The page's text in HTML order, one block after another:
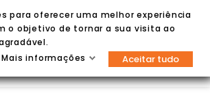

para oferecer uma melhor experiência
o objetivo de tornar a sua visita ao
Mais informações
Aceitar tudo